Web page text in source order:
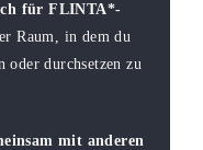
für FLINTA*-
Raum, in dem du
durchsetzen zu
mit anderen